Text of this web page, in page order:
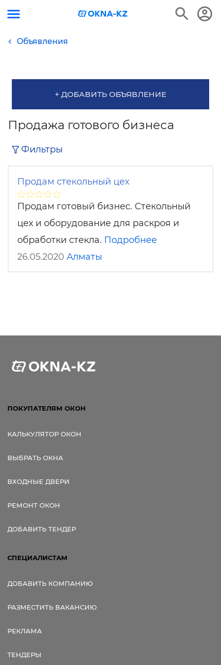
Объявления
+ ДОБАВИТЬ ОБЪЯВЛЕНИЕ
Продажа готового бизнеса
Фильтры
Продам стекольный цех
Продам готовый бизнес. Стекольный
цех и оборудование для раскроя и
обработки стекла. Подробнее
26.05.2020 Алматы
ПОКУПАТЕЛЯМ ОКОН
КАЛЬКУЛЯТОР ОКОН
ВЫБРАТЬ ОКНА
ВХОДНЫЕ ДВЕРИ
РЕМОНТ ОКОН
ДОБАВИТЬ ТЕНДЕР
СПЕЦИАЛИСТАМ
ДОБАВИТЬ КОМПАНИЮ
РАЗМЕСТИТЬ ВАКАНСИЮ
РЕКЛАМА
ТЕНДЕРЫ